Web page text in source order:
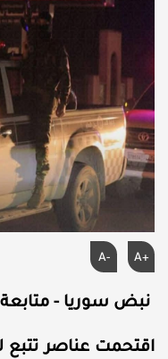
A+
A-
نبض سوريا - متابعة
اقتحمت عناصر تتبع